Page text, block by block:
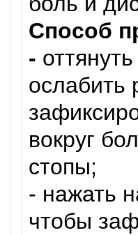
Способ
-
ослабить
вокруг
стопы;
- нажать
чтобы